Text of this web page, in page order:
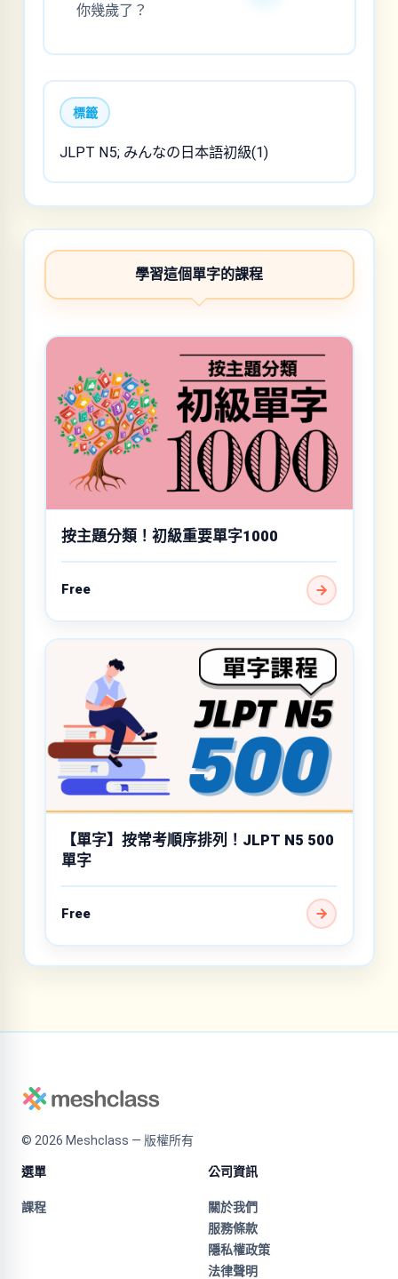
你幾歲了？
標籤
JLPT N5; みんなの日本語初級(1)
學習這個單字的課程
按主題分類！初級重要單字1000
Free
【單字】按常考順序排列！JLPT N5 500
單字
Free
© 2026 Meshclass — 版權所有
選單
課程
公司資訊
關於我們
服務條款
隱私權政策
法律聲明